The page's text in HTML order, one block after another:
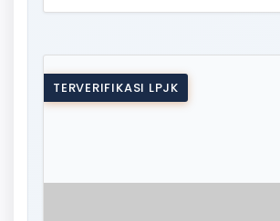
TERVERIFIKASI LPJK